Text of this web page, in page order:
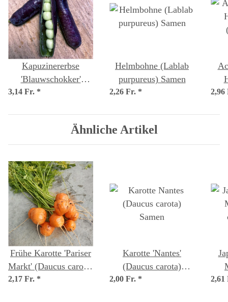
Kapuzinererbse
'Blauwschokker'
(Pisum sativum) Bio
3,14 Fr. *
Helmbohne (Lablab
purpureus) Samen
2,26 Fr. *
Ähnliche Artikel
Frühe Karotte 'Pariser
Markt' (Daucus carota)
Samen
2,17 Fr. *
Karotte 'Nantes'
(Daucus carota)
Samen
2,00 Fr. *